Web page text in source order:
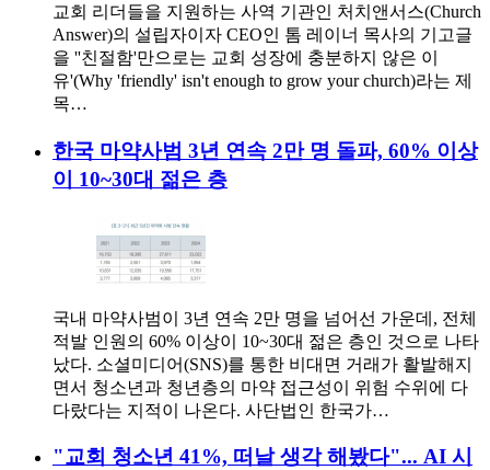
교회 리더들을 지원하는 사역 기관인 처치앤서스(Church
Answer)의 설립자이자 CEO인 톰 레이너 목사의 기고글
을 ''친절함'만으로는 교회 성장에 충분하지 않은 이
유'(Why 'friendly' isn't enough to grow your church)라는 제
목…
한국 마약사범 3년 연속 2만 명 돌파, 60% 이상
이 10~30대 젊은 층
국내 마약사범이 3년 연속 2만 명을 넘어선 가운데, 전체
적발 인원의 60% 이상이 10~30대 젊은 층인 것으로 나타
났다. 소셜미디어(SNS)를 통한 비대면 거래가 활발해지
면서 청소년과 청년층의 마약 접근성이 위험 수위에 다
다랐다는 지적이 나온다. 사단법인 한국가…
"교회 청소년 41%, 떠날 생각 해봤다"... AI 시